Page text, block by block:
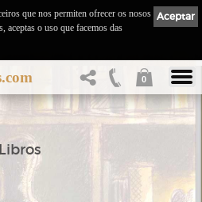
0
Aceptar
que nos permiten ofrecer os nosos
aceptas o uso que facemos das